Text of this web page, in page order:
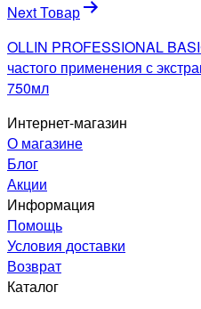
Next Товар
OLLIN PROFESSIONAL
частого применения с
750мл
Интернет-магазин
О магазине
Блог
Акции
Информация
Помощь
Условия доставки
Возврат
Каталог